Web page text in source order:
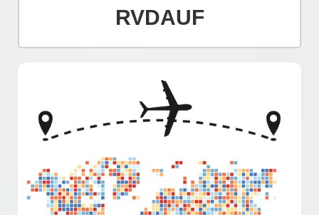
RVDAUF